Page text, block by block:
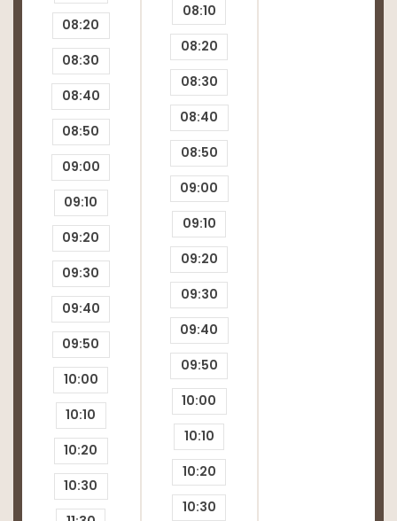
Dor nos pés
Dor nas costas
Joanete
Fraturas de punho (radio e ulna)
Espondilólise
Espondilolistese
Espondiloartrite
Tendinite da pata de ganso
Tendinite de Aquiles
Tendinite calcária
Tendinopatia
Condropatia patelar
Neuroma de morton
dor no punho
08:20
08:30
08:40
08:50
09:00
09:10
09:20
09:30
09:40
09:50
10:00
10:10
10:20
10:30
08:10
08:20
08:30
08:40
08:50
09:00
09:10
09:20
09:30
09:40
09:50
10:00
10:10
10:20
10:30